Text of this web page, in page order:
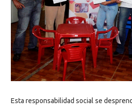
Esta responsabilidad social se